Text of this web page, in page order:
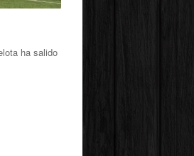
ha salido